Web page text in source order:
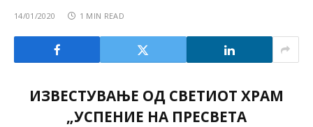
14/01/2020 1 MIN READ
ИЗВЕСТУВАЊЕ ОД СВЕТИОТ ХРАМ
„УСПЕНИЕ НА ПРЕСВЕТА